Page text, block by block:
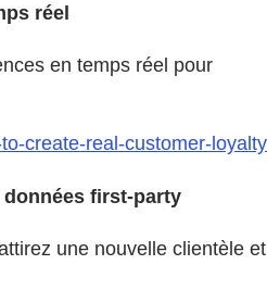
réel
en temps réel pour
create-real-customer-loyalty
first-party
une nouvelle clientèle et